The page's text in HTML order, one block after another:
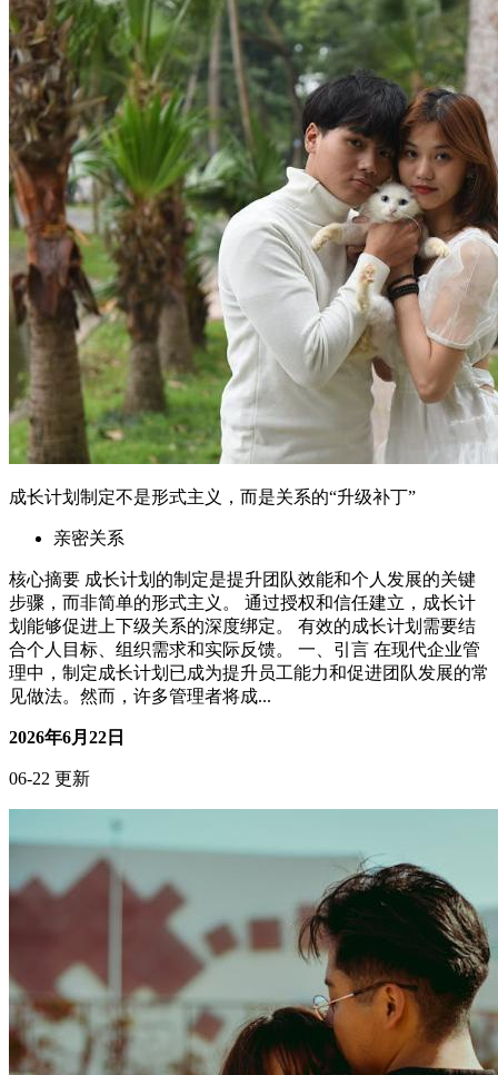
亲密关系
核心摘要 成长计划的制定是提升团队效能和个人发展的关键
步骤，而非简单的形式主义。 通过授权和信任建立，成长计
划能够促进上下级关系的深度绑定。 有效的成长计划需要结
合个人目标、组织需求和实际反馈。 一、引言 在现代企业管
理中，制定成长计划已成为提升员工能力和促进团队发展的常